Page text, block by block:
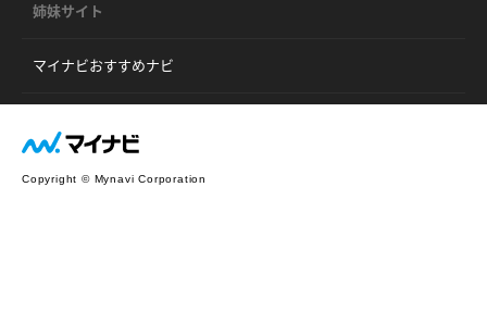
姉妹サイト
マイナビおすすめナビ
Copyright © Mynavi Corporation